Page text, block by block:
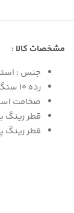
مشخصات کالا :
جنس : استیل
رده ۱۰ سنگین
ضخامت استیل : ۳
قطر رینگ بالایی :
قطر رینگ پایین :